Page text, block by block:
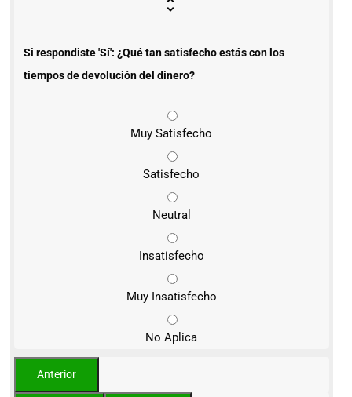
Si respondiste 'Sí': ¿Qué tan satisfecho estás con los
tiempos de devolución del dinero?
Muy Satisfecho
Satisfecho
Neutral
Insatisfecho
Muy Insatisfecho
No Aplica